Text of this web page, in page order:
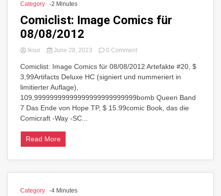
Category -2 Minutes
Comiclist: Image Comics für
08/08/2012
lksur June 28, 2023 0 Commenton
Image
Comics
08/08/2012
Comiclist: Image Comics für 08/08/2012 Artefakte #20, $
3,99Artifacts Deluxe HC (signiert und nummeriert in
limitierter Auflage),
109,99999999999999999999999999bomb Queen Band
7 Das Ende von Hope TP, $ 15.99comic Book, das die
Comicraft -Way -SC...
Read More
Category -4 Minutes